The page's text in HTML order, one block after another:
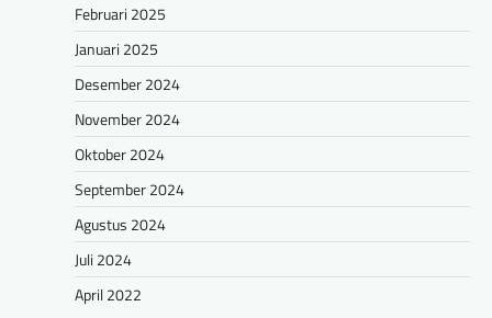
Februari 2025
Januari 2025
Desember 2024
November 2024
Oktober 2024
September 2024
Agustus 2024
Juli 2024
April 2022